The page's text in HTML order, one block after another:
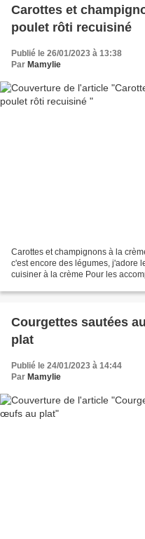
Carottes et
poulet rôti recuisiné
Publié le 26/01/2023 à 13:38
Par Mamylie
Carottes et champignons à la crème, et
c'est encore des légumes, j'adore
cuisiner à la crème Pour les
Courgettes sautées
plat
Publié le 24/01/2023 à 14:44
Par Mamylie